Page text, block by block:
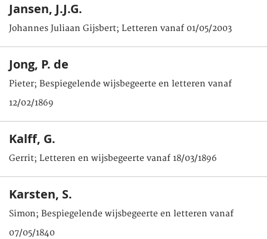
Jansen, J.J.G.
Johannes Juliaan Gijsbert; Letteren vanaf 01/05/2003
Jong, P. de
Pieter; Bespiegelende wijsbegeerte en letteren vanaf
12/02/1869
Kalff, G.
Gerrit; Letteren en wijsbegeerte vanaf 18/03/1896
Karsten, S.
Simon; Bespiegelende wijsbegeerte en letteren vanaf
07/05/1840